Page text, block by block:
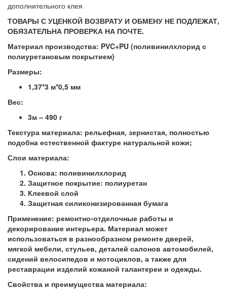
дополнительного клея
ТОВАРЫ С УЦЕНКОЙ ВОЗВРАТУ И ОБМЕНУ НЕ ПОДЛЕЖАТ,
ОБЯЗАТЕЛЬНА ПРОВЕРКА НА ПОЧТЕ.
Материал производства: PVC+PU (поливинилхлорид с
полиуретановым покрытием)
Размеры:
1,37*3 м*0,5 мм
Вес:
3м – 490 г
Текстура материала: рельефная, зернистая, полностью
подобна естественной фактуре натуральной кожи;
Слои материала:
Основа: поливинилхлорид
Защитное покрытие: полиуретан
Клеевой слой
Защитная силиконизированная бумага
Применение: ремонтно-отделочные работы и
декорирование интерьера. Материал может
использоваться в разнообразном ремонте дверей,
мягкой мебели, стульев, деталей салонов автомобилей,
сидений велосипедов и мотоциклов, а также для
реставрации изделий кожаной галантереи и одежды.
Свойства и преимущества материала: